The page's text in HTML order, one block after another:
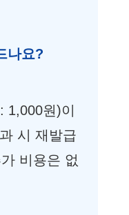
나요?
1,000원)이
시 재발급
비용은 없